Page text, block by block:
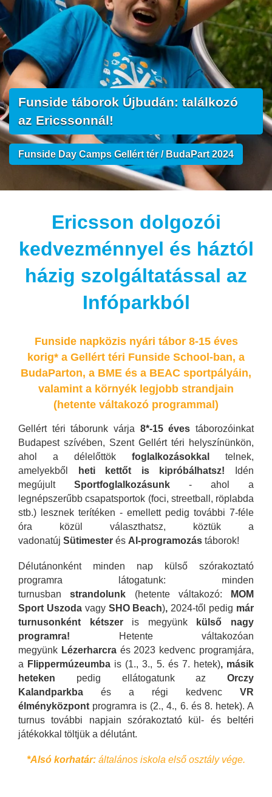
Funside táborok Újbudán: találkozó
az Ericssonnál!
Funside Day Camps Gellért tér / BudaPart 2024
Ericsson dolgozói
kedvezménnyel és háztól
házig szolgáltatással az
Infóparkból
Funside napközis nyári tábor 8-15 éves
korig* a Gellért téri Funside School-ban, a
BudaParton, a BME és a BEAC sportpályáin,
valamint a környék legjobb strandjain
(hetente váltakozó programmal)
Gellért téri táborunk várja 8*-15 éves táborozóinkat
Budapest szívében, Szent Gellért téri helyszínünkön,
ahol a délelőttök foglalkozásokkal
telnek,
amelyekből
heti kettőt is kipróbálhatsz!
Idén
megújult Sportfoglalkozásunk - ahol a
legnépszerűbb csapatsportok (foci, streetball, röplabda
stb.) lesznek terítéken - emellett pedig további 7-féle
óra közül választhatsz, köztük a
vadonatúj Sütimester és AI-programozás táborok!
Délutánonként minden nap külső szórakoztató
programra látogatunk: minden
turnusbanstrandolunk (hetente váltakozó:
MOM
Sport UszodavagySHO Beach), 2024-től pedig már
turnusonként kétszeris megyünkkülső nagy
programra!
Hetente váltakozóan
megyünk Lézerharcraés 2023 kedvenc programjára,
a Flippermúzeumba is (1., 3., 5. és 7. hetek), másik
heteken pedig ellátogatunk az Orczy
Kalandparkba és a régi kedvenc VR
élményközpont programra is (2., 4., 6. és 8. hetek). A
turnus további napjain szórakoztató kül- és beltéri
játékokkal töltjük a délutánt.
*Alsó korhatár: általános iskola első osztály vége.